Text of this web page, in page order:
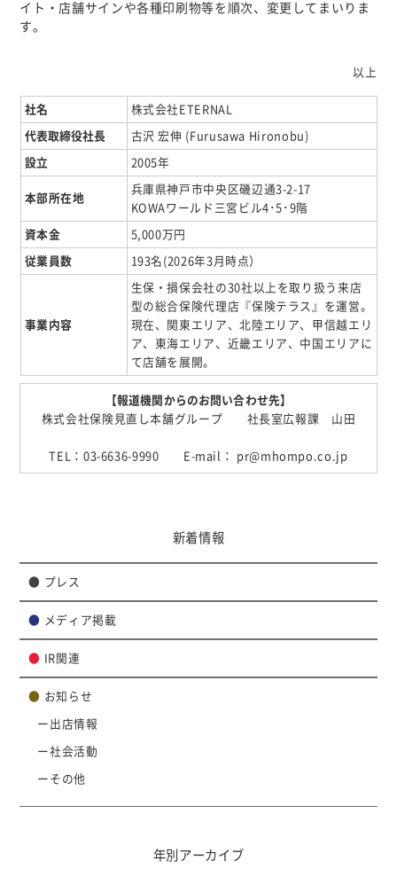
イト・店舗サインや各種印刷物等を順次、変更してまいりま
す。
以上
社名 株式会社ETERNAL
代表取締役社長 古沢 宏伸 (Furusawa Hironobu)
設立 2005年
本部所在地
兵庫県神戸市中央区磯辺通3-2-17
KOWAワールド三宮ビル4･5･9階
資本金 5,000万円
従業員数 193名(2026年3月時点）
事業内容
生保・損保会社の30社以上を取り扱う来店
型の総合保険代理店『保険テラス』を運営。
現在、関東エリア、北陸エリア、甲信越エリ
ア、東海エリア、近畿エリア、中国エリアに
て店舗を展開。
【報道機関からのお問い合わせ先】
株式会社保険見直し本舗グループ 社長室広報課 山田
TEL：03-6636-9990 E-mail： pr@mhompo.co.jp
新着情報
● プレス
● メディア掲載
● IR関連
● お知らせ
出店情報
社会活動
その他
年別アーカイブ